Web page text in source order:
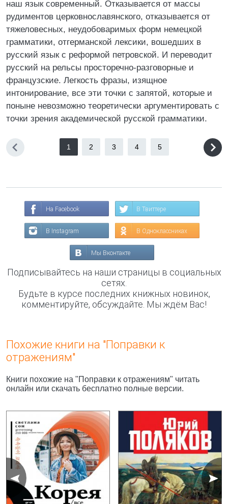
наш язык современный. Отказывается от массы
рудиментов церковнославянского, отказывается от
тяжеловесных, неудобоваримых форм немецкой
грамматики, отгерманской лексики, вошедших в
русский язык с реформой петровской. И переводит
русский на рельсы просторечно-разговорные и
французские. Легкость фразы, изящное
интонирование, все эти точки с запятой, которые и
поныне невозможно теоретически аргументировать с
точки зрения академической русской грамматики.
1 2 3 4 5
На Facebook В Твиттере
В Instagram В Одноклассниках
Мы Вконтакте
Подписывайтесь на наши страницы в социальных
сетях.
Будьте в курсе последних книжных новинок,
комментируйте, обсуждайте. Мы ждём Вас!
Похожие книги на "Поправки к
отражениям"
Книги похожие на "Поправки к отражениям" читать
онлайн или скачать бесплатно полные версии.